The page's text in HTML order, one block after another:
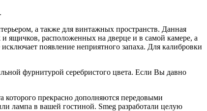
а также для винтажных пространств. Данная
ящичков, расположенных на дверце и в самой камере, а
появление неприятного запаха. Для калибровки
фурнитурой серебристого цвета. Если Вы давно
которого прекрасно дополняются передовыми
лампа в вашей гостиной. Smeg разработали целую